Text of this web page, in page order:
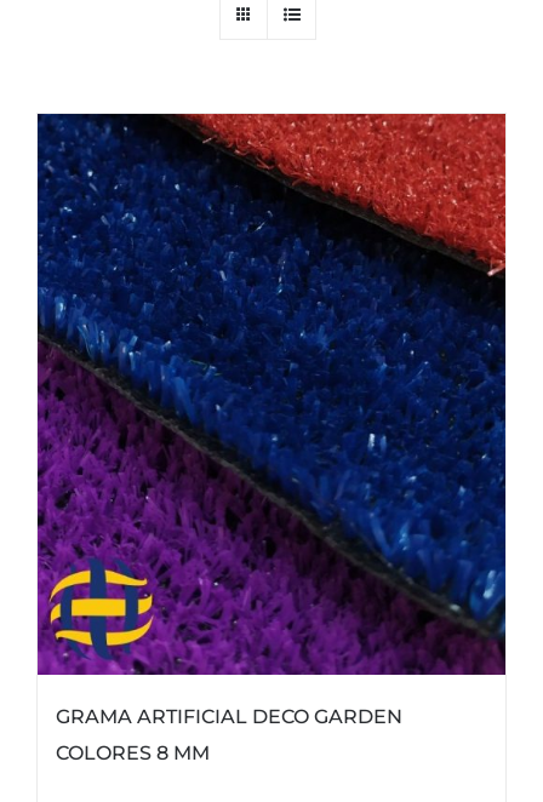
GRAMA ARTIFICIAL DECO GARDEN
COLORES 8 MM